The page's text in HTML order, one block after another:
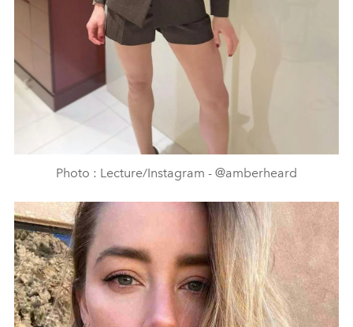
Photo : Lecture/Instagram - @amberheard